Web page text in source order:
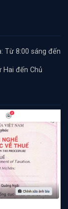
Từ 8:00 sáng đến
đến Chủ